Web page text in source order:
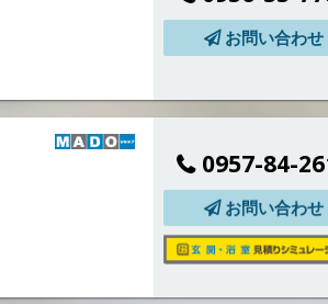
お問い合わせ
0957-84-
お問い合わせ